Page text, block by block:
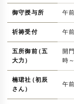
御守授与所 午
祈祷受付 午
五所御前（五
大力 ）
開
時～
楠珺社（初辰
さん ）
午